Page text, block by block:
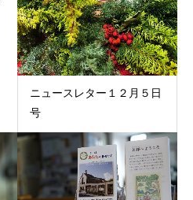
ニュースレター１２月５日
号